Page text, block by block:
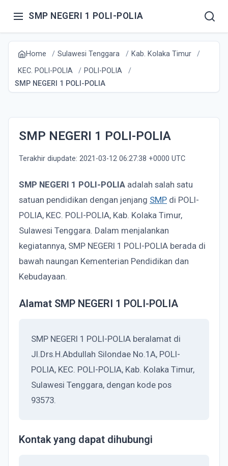
SMP NEGERI 1 POLI-POLIA
Home Sulawesi Tenggara
Kab. Kolaka Timur
KEC. POLI-POLIA
POLI-POLIA
SMP NEGERI 1 POLI-POLIA
SMP NEGERI 1 POLI-POLIA
Terakhir diupdate: 2021-03-12 06:27:38 +0000 UTC
SMP NEGERI 1 POLI-POLIA adalah salah satu
satuan pendidikan dengan jenjang SMP di POLI-
POLIA, KEC. POLI-POLIA, Kab. Kolaka Timur,
Sulawesi Tenggara. Dalam menjalankan
kegiatannya, SMP NEGERI 1 POLI-POLIA berada di
bawah naungan Kementerian Pendidikan dan
Kebudayaan.
Alamat SMP NEGERI 1 POLI-POLIA
SMP NEGERI 1 POLI-POLIA beralamat di
Jl.Drs.H.Abdullah Silondae No.1A, POLI-
POLIA, KEC. POLI-POLIA, Kab. Kolaka Timur,
Sulawesi Tenggara, dengan kode pos
93573.
Kontak yang dapat dihubungi